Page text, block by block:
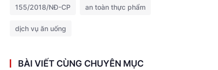
155/2018/NĐ-CP an toàn thực phẩm
dịch vụ ăn uống
BÀI VIẾT CÙNG CHUYÊN MỤC